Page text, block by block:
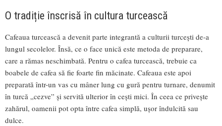
O tradiție înscrisă în cultura turcească
Cafeaua turcească a devenit parte integrantă a culturii turcești de-a
lungul secolelor. Însă, ce o face unică este metoda de preparare,
care a rămas neschimbată. Pentru o cafea turcească, trebuie ca
boabele de cafea să fie foarte fin măcinate. Cafeaua este apoi
preparată într-un vas cu mâner lung cu gură pentru turnare, denumit
în turcă „cezve” și servită ulterior în cești mici. În ceea ce privește
zahărul, oamenii pot opta între cafea simplă, ușor îndulcită sau
dulce.